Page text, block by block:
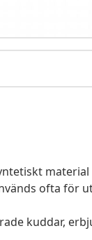
ofta för
kuddar,